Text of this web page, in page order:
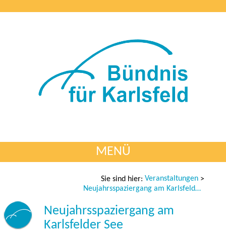
MENÜ
Sie sind hier: Veranstaltungen >
Neujahrsspaziergang am Karlsfelder See
Neujahrsspaziergang am
Karlsfelder See